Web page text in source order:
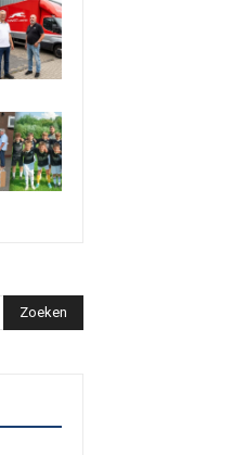
Zoeken